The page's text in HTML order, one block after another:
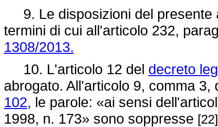
9. Le disposizioni del presente
termini di cui all'articolo 232,
1308/2013.
10. L'articolo 12 del decreto
abrogato. All'articolo 9, comma 3,
102, le parole: «ai sensi
1998, n. 173» sono soppresse [22]